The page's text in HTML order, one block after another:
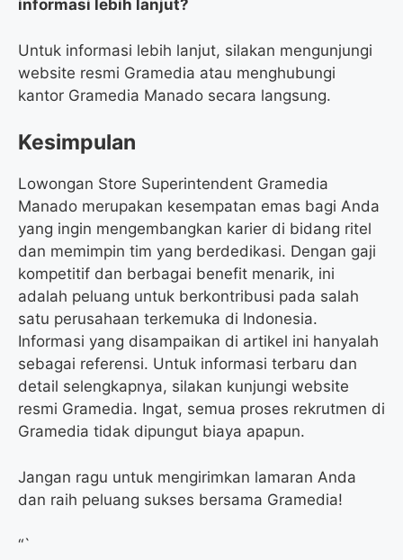
informasi lebih lanjut?
Untuk informasi lebih lanjut, silakan mengunjungi
website resmi Gramedia atau menghubungi
kantor Gramedia Manado secara langsung.
Kesimpulan
Lowongan Store Superintendent Gramedia
Manado merupakan kesempatan emas bagi Anda
yang ingin mengembangkan karier di bidang ritel
dan memimpin tim yang berdedikasi. Dengan gaji
kompetitif dan berbagai benefit menarik, ini
adalah peluang untuk berkontribusi pada salah
satu perusahaan terkemuka di Indonesia.
Informasi yang disampaikan di artikel ini hanyalah
sebagai referensi. Untuk informasi terbaru dan
detail selengkapnya, silakan kunjungi website
resmi Gramedia. Ingat, semua proses rekrutmen di
Gramedia tidak dipungut biaya apapun.
Jangan ragu untuk mengirimkan lamaran Anda
dan raih peluang sukses bersama Gramedia!
“`